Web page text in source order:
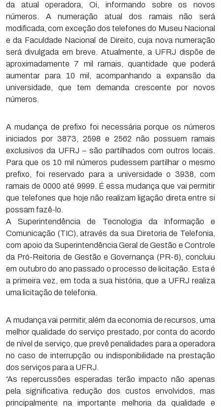
da atual operadora, Oi, informando sobre os novos
números. A numeração atual dos ramais não será
modificada, com exceção dos telefones do Museu Nacional
e da Faculdade Nacional de Direito, cuja nova numeração
será divulgada em breve. Atualmente, a UFRJ dispõe de
aproximadamente 7 mil ramais, quantidade que poderá
aumentar para 10 mil, acompanhando a expansão da
universidade, que tem demanda crescente por novos
números.
A mudança de prefixo foi necessária porque os números
iniciados por 3873, 2598 e 2562 não possuem ramais
exclusivos da UFRJ – são partilhados com outros locais.
Para que os 10 mil números pudessem partilhar o mesmo
prefixo, foi reservado para a universidade o 3938, com
ramais de 0000 até 9999. É essa mudança que vai permitir
que telefones que hoje não realizam ligação direta entre si
possam fazê-lo.
A Superintendência de Tecnologia da Informação e
Comunicação (TIC), através da sua Diretoria de Telefonia,
com apoio da Superintendência Geral de Gestão e Controle
da Pró-Reitoria de Gestão e Governança (PR-6), concluiu
em outubro do ano passado o processo de licitação. Esta é
a primeira vez, em toda a sua história, que a UFRJ realiza
uma licitação de telefonia.
A mudança vai permitir, além da economia de recursos, uma
melhor qualidade do serviço prestado, por conta do acordo
de nível de serviço, que prevê penalidades para a operadora
no caso de interrupção ou indisponibilidade na prestação
dos serviços para a UFRJ.
“As repercussões esperadas terão impacto não apenas
pela significativa redução dos custos envolvidos, mas
principalmente na importante melhoria da qualidade e